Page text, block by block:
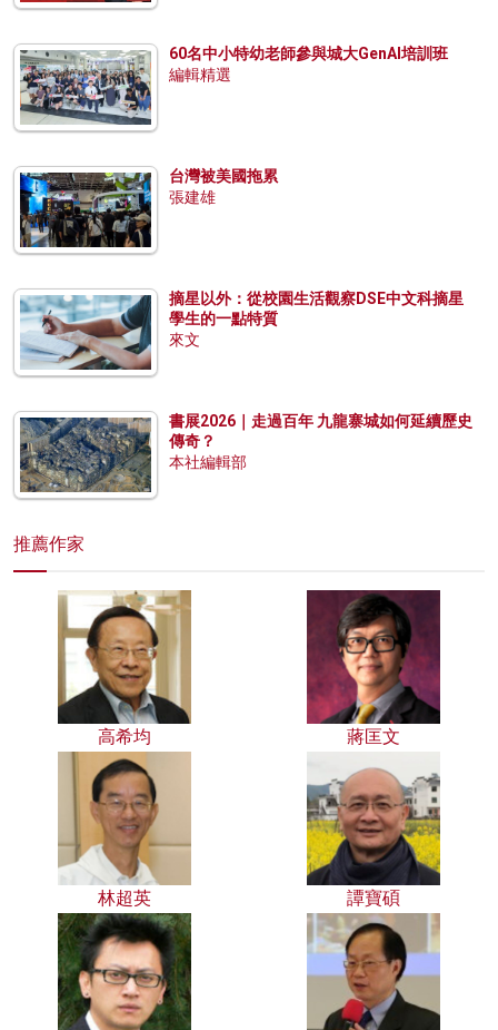
60名中小特幼老師參與城大GenAI培訓班
編輯精選
台灣被美國拖累
張建雄
摘星以外：從校園生活觀察DSE中文科摘星
學生的一點特質
來文
書展2026｜走過百年 九龍寨城如何延續歷史
傳奇？
本社編輯部
推薦作家
高希均 蔣匡文
林超英 譚寶碩